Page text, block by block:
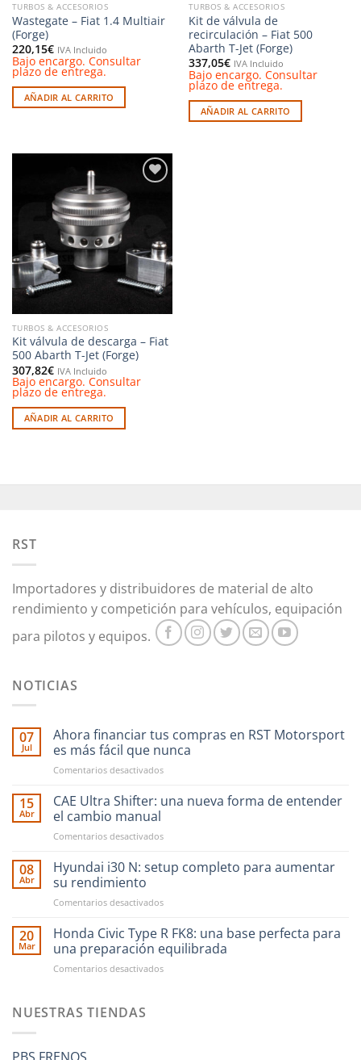
TURBOS & ACCESORIOS
Wastegate – Fiat 1.4 Multiair
(Forge)
220,15€ IVA Incluido
Bajo encargo. Consultar
plazo de entrega.
AÑADIR AL CARRITO
TURBOS & ACCESORIOS
Kit de válvula de
recirculación – Fiat 500
Abarth T-Jet (Forge)
337,05€ IVA Incluido
Bajo encargo. Consultar
plazo de entrega.
AÑADIR AL CARRITO
TURBOS & ACCESORIOS
Kit válvula de descarga – Fiat
500 Abarth T-Jet (Forge)
307,82€ IVA Incluido
Bajo encargo. Consultar
plazo de entrega.
AÑADIR AL CARRITO
RST
Importadores y distribuidores de material de alto
rendimiento y competición para vehículos, equipación
para pilotos y equipos.
NOTICIAS
07
Jul
Ahora financiar tus compras en RST Motorsport
es más fácil que nunca
Comentarios desactivadosen
financiar
en
Motorsport
fácil
nunca
15
Abr
CAE Ultra Shifter: una nueva forma de entender
el cambio manual
Comentarios desactivadosen
Ultra
Shifter:
nueva
de
entender
cambio
08
Abr
Hyundai i30 N: setup completo para aumentar
su rendimiento
Comentarios desactivadosen
i30
setup
completo
20
Mar
Honda Civic Type R FK8: una base perfecta para
una preparación equilibrada
Comentarios desactivadosen
NUESTRAS TIENDAS